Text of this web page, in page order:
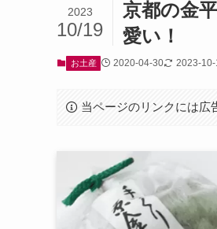
京都の金
愛い！
2023
10/19
お土産 2020-04-30 2023-10-
当ページのリンクには広